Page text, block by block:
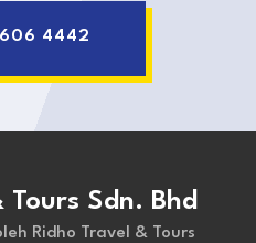
4442
Sdn. Bhd
Ridho Travel & Tours